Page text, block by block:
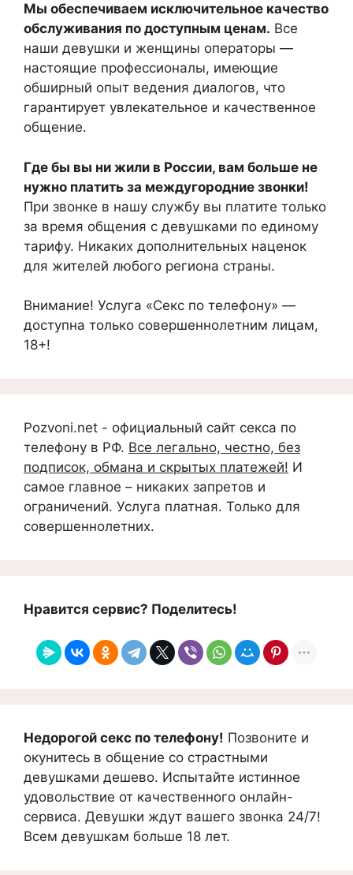
Мы обеспечиваем исключительное качество
обслуживания по доступным ценам. Все
наши девушки и женщины операторы —
настоящие профессионалы, имеющие
обширный опыт ведения диалогов, что
гарантирует увлекательное и качественное
общение.
Где бы вы ни жили в России, вам больше не
нужно платить за междугородние звонки!
При звонке в нашу службу вы платите только
за время общения с девушками по единому
тарифу. Никаких дополнительных наценок
для жителей любого региона страны.
Внимание! Услуга «Секс по телефону» —
доступна только совершеннолетним лицам,
18+!
Pozvoni.net - официальный сайт секса по
телефону в РФ. Все легально, честно, без
подписок, обмана и скрытых платежей! И
самое главное – никаких запретов и
ограничений. Услуга платная. Только для
совершеннолетних.
Нравится сервис? Поделитесь!
Недорогой секс по телефону! Позвоните и
окунитесь в общение со страстными
девушками дешево. Испытайте истинное
удовольствие от качественного онлайн-
сервиса. Девушки ждут вашего звонка 24/7!
Всем девушкам больше 18 лет.